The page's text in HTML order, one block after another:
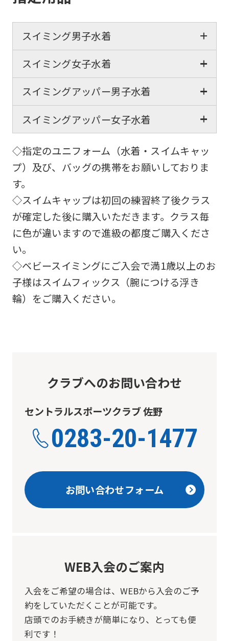
スイミング男子水着
スイミング女子水着
スイミングアッパー男子水着
スイミングアッパー女子水着
◇指定のユニフォーム（水着・スイムキャッ
プ）及び、バッグの携帯をお願いしておりま
す。
◇スイムキャップは初回の練習終了後クラス
が確定した後に購入いただきます。クラス毎
に色が違いますので進級の都度ご購入くださ
い。
◇ベビースイミングにご入会で満1歳以上のお
子様はスイムフィックス（腕につける浮き
輪）をご購入ください。
クラブへのお問い合わせ
セントラルスポーツクラブ 佐野
0283-20-1477
お問い合わせフォーム
WEB入会のご案内
入会をご希望の場合は、 WEBから入会のご予
約をしていただくことが可能です。
店頭でのお手続きが簡単になり、とっても便
利です！